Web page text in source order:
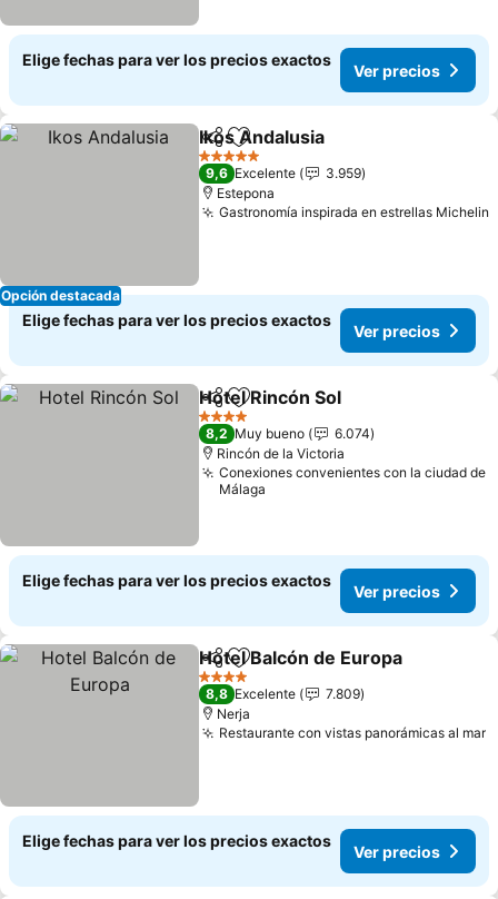
Elige fechas para ver los precios exactos
Ver precios
Opción destacada
CompartirAgregar a favoritos
Ikos Andalusia
5 Estrellas
9,6 Excelente
3.959
Estepona
Gastronomía inspirada en estrellas Michelin
Elige fechas para ver los precios exactos
Ver precios
CompartirAgregar a favoritos
Hotel Rincón Sol
4 Estrellas
8,2 Muy bueno
6.074
Rincón de la Victoria
Conexiones convenientes con la ciudad de
Málaga
Elige fechas para ver los precios exactos
Ver precios
CompartirAgregar a favoritos
Hotel Balcón de Europa
4 Estrellas
8,8 Excelente
7.809
Nerja
Restaurante con vistas panorámicas al mar
Elige fechas para ver los precios exactos
Ver precios